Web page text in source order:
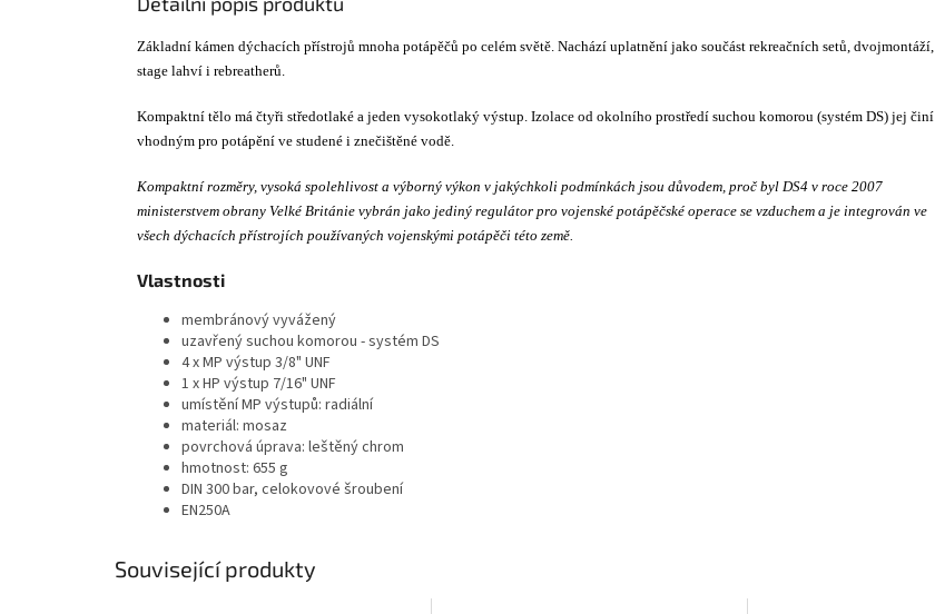
Základní kámen dýchacích přístrojů mnoha potápěčů po celém světě. Nachází uplatnění jako součást rekreačních setů, dvojmontáží,
stage lahví i rebreatherů.
Kompaktní tělo má čtyři středotlaké a jeden vysokotlaký výstup. Izolace od okolního prostředí suchou komorou (systém DS) jej činí
vhodným pro potápění ve studené i znečištěné vodě.
Kompaktní rozměry, vysoká spolehlivost a výborný výkon v jakýchkoli podmínkách jsou důvodem, proč byl DS4 v roce 2007
ministerstvem obrany Velké Británie vybrán jako jediný regulátor pro vojenské potápěčské operace se vzduchem a je integrován ve
všech dýchacích přístrojích používaných vojenskými potápěči této země.
Vlastnosti
membránový vyvážený
uzavřený suchou komorou - systém DS
4 x MP výstup 3/8" UNF
1 x HP výstup 7/16" UNF
umístění MP výstupů: radiální
materiál: mosaz
povrchová úprava: leštěný chrom
hmotnost: 655 g
DIN 300 bar, celokovové šroubení
EN250A
Související produkty